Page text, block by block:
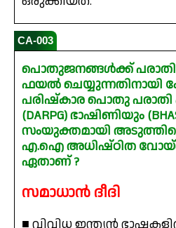
CA-003
പൊതുജനങ്ങൾക്ക്
ഫയൽ ചെയ്യുന്നതിനായി
പരിഷ്കാര പൊതു പരാതി
(DARPG) ഭാഷിണിയും
സംയുക്തമായി
എ.ഐ അധിഷ്ഠിത വോയ്‌സ്
ഏതാണ് ?
സമാധാൻ ദീദി
■ വിവിധ ഇന്ത്യൻ